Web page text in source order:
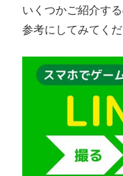
いくつかご紹介す
参考にしてみてくだ